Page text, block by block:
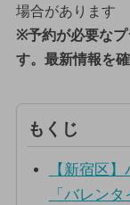
場合があります
※予約が必要なプ
す。最新情報を
もくじ
【新宿区
「バレン